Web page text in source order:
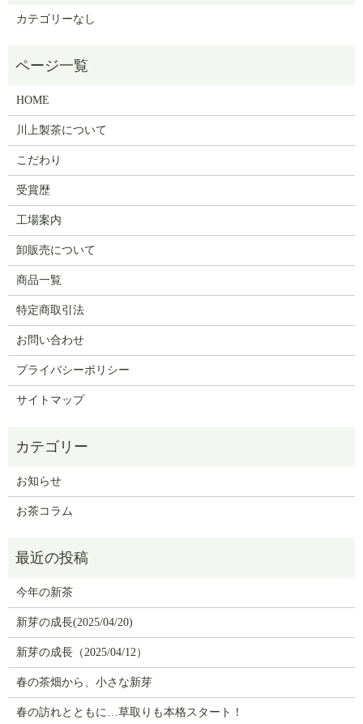
カテゴリーなし
HOME
川上製茶について
こだわり
受賞歴
工場案内
卸販売について
商品一覧
特定商取引法
お問い合わせ
プライバシーポリシー
サイトマップ
お知らせ
お茶コラム
今年の新茶
新芽の成長(2025/04/20)
新芽の成長（2025/04/12）
春の茶畑から、小さな新芽
春の訪れとともに…草取りも本格スタート！